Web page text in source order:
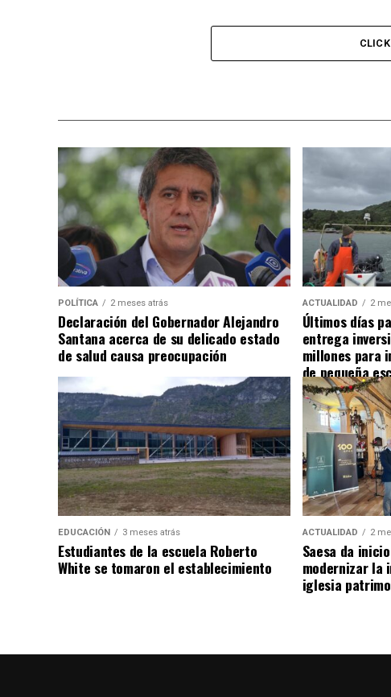
POLÍTICA 2 meses atrás
Declaración del Gobernador Alejandro
Santana acerca de su delicado estado
de salud causa preocupación
ACTUALIDAD 2
Últimos días
entrega
millones para
de pequeña
EDUCACIÓN 3 meses atrás
Estudiantes de la escuela Roberto
White se tomaron el establecimiento
ACTUALIDAD 2
Saesa da
modernizar la
iglesia